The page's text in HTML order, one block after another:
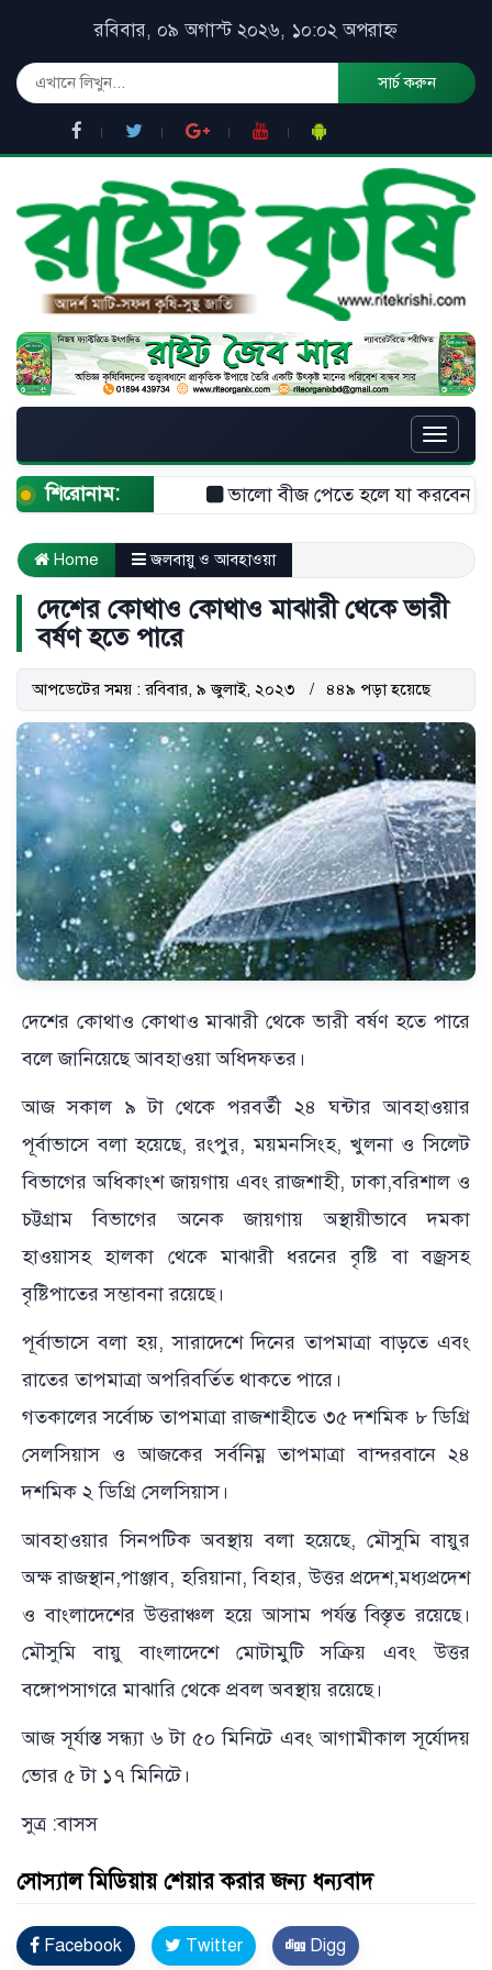
রবিবার, ০৯ অগাস্ট ২০২৬, ১০:০২ অপরাহ্ন
সার্চ করুন
Toggle
শিরোনাম: ভালো বীজ পেতে হলে যা করবেন
Home জলবায়ু ও আবহাওয়া
দেশের কোথাও কোথাও মাঝারী থেকে ভারী
বর্ষণ হতে পারে
আপডেটের সময় : রবিবার, ৯ জুলাই, ২০২৩ ৪৪৯ পড়া হয়েছে
দেশের কোথাও কোথাও মাঝারী থেকে ভারী বর্ষণ হতে পারে
বলে জানিয়েছে আবহাওয়া অধিদফতর।
আজ সকাল ৯ টা থেকে পরবর্তী ২৪ ঘন্টার আবহাওয়ার
পূর্বাভাসে বলা হয়েছে, রংপুর, ময়মনসিংহ, খুলনা ও সিলেট
বিভাগের অধিকাংশ জায়গায় এবং রাজশাহী, ঢাকা,বরিশাল ও
চট্টগ্রাম বিভাগের অনেক জায়গায় অস্থায়ীভাবে দমকা
হাওয়াসহ হালকা থেকে মাঝারী ধরনের বৃষ্টি বা বজ্রসহ
বৃষ্টিপাতের সম্ভাবনা রয়েছে।
পূর্বাভাসে বলা হয়, সারাদেশে দিনের তাপমাত্রা বাড়তে এবং
রাতের তাপমাত্রা অপরিবর্তিত থাকতে পারে।
গতকালের সর্বোচ্চ তাপমাত্রা রাজশাহীতে ৩৫ দশমিক ৮ ডিগ্রি
সেলসিয়াস ও আজকের সর্বনিম্ন তাপমাত্রা বান্দরবানে ২৪
দশমিক ২ ডিগ্রি সেলসিয়াস।
আবহাওয়ার সিনপটিক অবস্থায় বলা হয়েছে, মৌসুমি বায়ুর
অক্ষ রাজস্থান,পাঞ্জাব, হরিয়ানা, বিহার, উত্তর প্রদেশ,মধ্যপ্রদেশ
ও বাংলাদেশের উত্তরাঞ্চল হয়ে আসাম পর্যন্ত বিস্তৃত রয়েছে।
মৌসুমি বায়ু বাংলাদেশে মোটামুটি সক্রিয় এবং উত্তর
বঙ্গোপসাগরে মাঝারি থেকে প্রবল অবস্থায় রয়েছে।
আজ সূর্যাস্ত সন্ধ্যা ৬ টা ৫০ মিনিটে এবং আগামীকাল সূর্যোদয়
ভোর ৫ টা ১৭ মিনিটে।
সুত্র :বাসস
সোস্যাল মিডিয়ায় শেয়ার করার জন্য ধন্যবাদ
Facebook Twitter Digg